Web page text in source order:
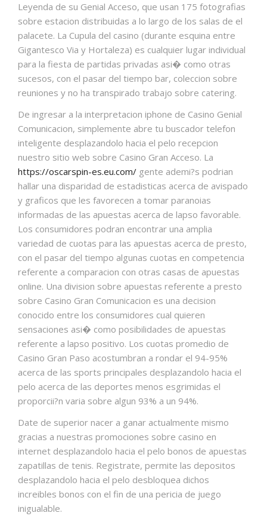
Leyenda de su Genial Acceso, que usan 175 fotografias
sobre estacion distribuidas a lo largo de los salas de el
palacete. La Cupula del casino (durante esquina entre
Gigantesco Via y Hortaleza) es cualquier lugar individual
para la fiesta de partidas privadas asi� como otras
sucesos, con el pasar del tiempo bar, coleccion sobre
reuniones y no ha transpirado trabajo sobre catering.
De ingresar a la interpretacion iphone de Casino Genial
Comunicacion, simplemente abre tu buscador telefon
inteligente desplazandolo hacia el pelo recepcion
nuestro sitio web sobre Casino Gran Acceso. La
https://oscarspin-es.eu.com/ gente ademi?s podrian
hallar una disparidad de estadisticas acerca de avispado
y graficos que les favorecen a tomar paranoias
informadas de las apuestas acerca de lapso favorable.
Los consumidores podran encontrar una amplia
variedad de cuotas para las apuestas acerca de presto,
con el pasar del tiempo algunas cuotas en competencia
referente a comparacion con otras casas de apuestas
online. Una division sobre apuestas referente a presto
sobre Casino Gran Comunicacion es una decision
conocido entre los consumidores cual quieren
sensaciones asi� como posibilidades de apuestas
referente a lapso positivo. Los cuotas promedio de
Casino Gran Paso acostumbran a rondar el 94-95%
acerca de las sports principales desplazandolo hacia el
pelo acerca de las deportes menos esgrimidas el
proporcii?n varia sobre algun 93% a un 94%.
Date de superior nacer a ganar actualmente mismo
gracias a nuestras promociones sobre casino en
internet desplazandolo hacia el pelo bonos de apuestas
zapatillas de tenis. Registrate, permite las depositos
desplazandolo hacia el pelo desbloquea dichos
increibles bonos con el fin de una pericia de juego
inigualable.